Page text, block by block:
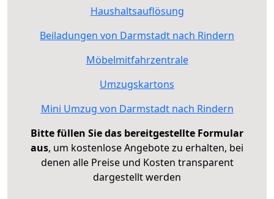
Haushaltsauflösung
Beiladungen von Darmstadt nach Rindern
Möbelmitfahrzentrale
Umzugskartons
Mini Umzug von Darmstadt nach Rindern
Bitte füllen Sie das bereitgestellte Formular
aus, um kostenlose Angebote zu erhalten, bei
denen alle Preise und Kosten transparent
dargestellt werden